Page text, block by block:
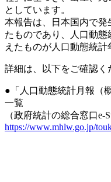
としています。
本報告は、日本国内で発
たものであり、人口動
えたものが人口動態統計
詳細は、以下をご確認く
●「人口動態統計月報（
一覧
（政府統計の総合窓口e-
https://www.mhlw.go.jp/